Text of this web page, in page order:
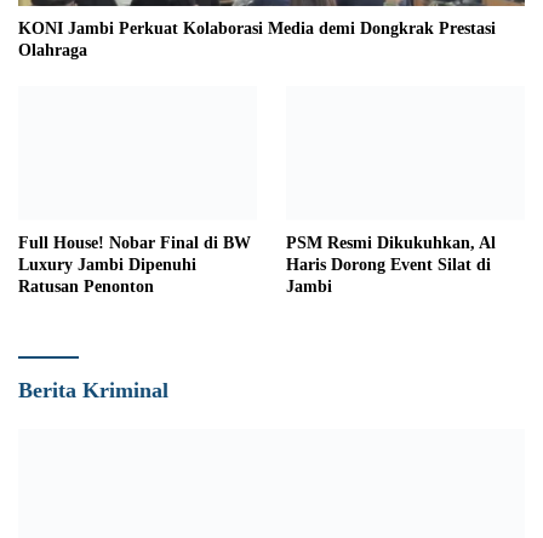
KONI Jambi Perkuat Kolaborasi Media demi Dongkrak Prestasi
Olahraga
Full House! Nobar Final di BW
Luxury Jambi Dipenuhi
Ratusan Penonton
PSM Resmi Dikukuhkan, Al
Haris Dorong Event Silat di
Jambi
Berita Kriminal